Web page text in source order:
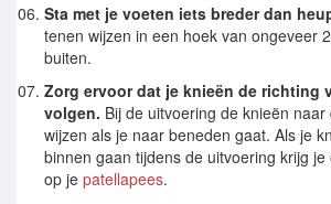
Sta met je voeten iets breder dan
tenen wijzen in een hoek van ongeveer
buiten.
Zorg ervoor dat je knieën de richting
volgen. Bij de uitvoering de knieën
wijzen als je naar beneden gaat. Als je
binnen gaan tijdens de uitvoering krijg
op je patellapees.